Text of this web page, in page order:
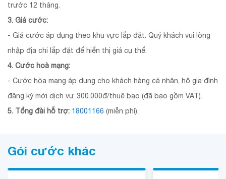
trước 12 tháng.
3. Giá cước:
- Giá cước áp dụng theo khu vực lắp đặt. Quý khách vui lòng
nhập địa chỉ lắp đặt để hiển thị giá cụ thể.
4. Cước hoà mạng:
- Cước hòa mạng áp dụng cho khách hàng cá nhân, hộ gia đình
đăng ký mới dịch vụ: 300.000đ/thuê bao (đã bao gồm VAT).
5. Tổng đài hỗ trợ: 18001166 (miễn phí).
Gói cước khác